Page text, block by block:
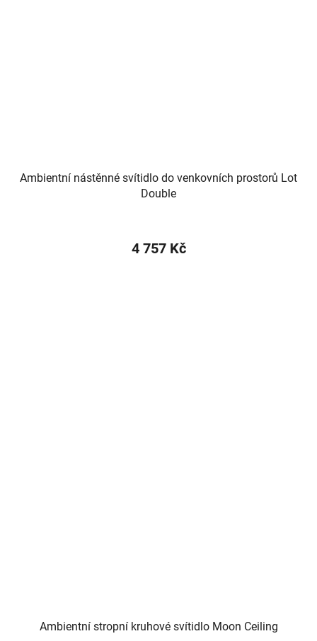
Ambientní nástěnné svítidlo do venkovních prostorů Lot
Double
4 757 Kč
Ambientní stropní kruhové svítidlo Moon Ceiling